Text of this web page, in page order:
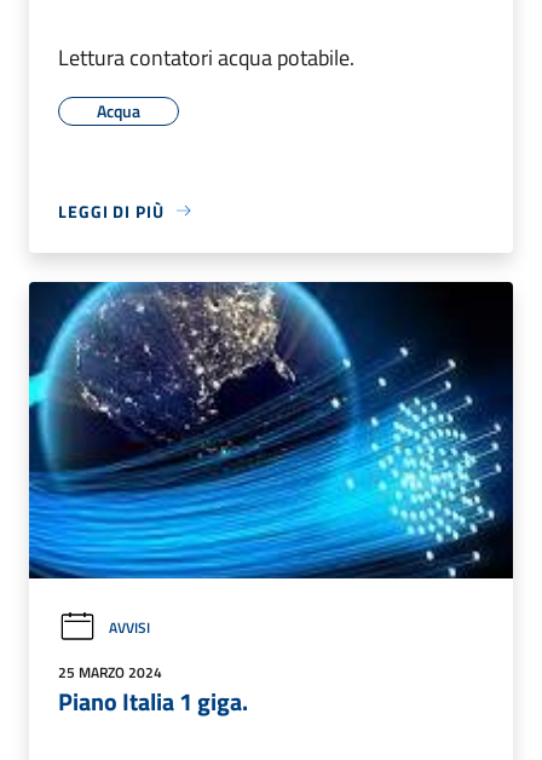
Lettura contatori acqua potabile.
Acqua
LEGGI DI PIÙ
AVVISI
25 MARZO 2024
Piano Italia 1 giga.